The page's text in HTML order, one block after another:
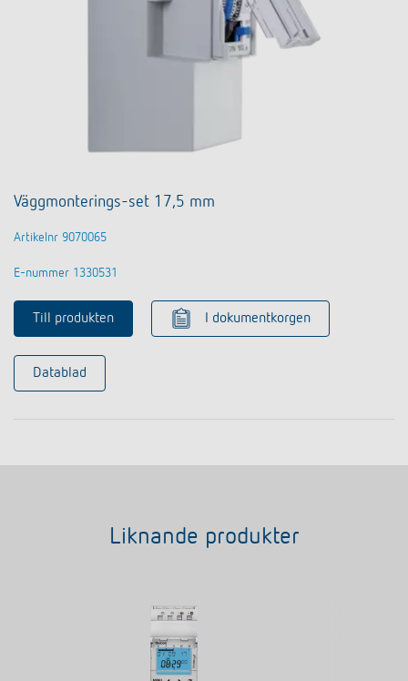
Väggmonterings-set 17,5 mm
Artikelnr 9070065
E-nummer 1330531
Till produkten I dokumentkorgen
Datablad
Liknande produkter